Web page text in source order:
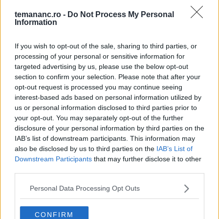
temananc.ro - Do Not Process My Personal
Information
If you wish to opt-out of the sale, sharing to third parties, or
processing of your personal or sensitive information for
targeted advertising by us, please use the below opt-out
section to confirm your selection. Please note that after your
opt-out request is processed you may continue seeing
interest-based ads based on personal information utilized by
us or personal information disclosed to third parties prior to
your opt-out. You may separately opt-out of the further
disclosure of your personal information by third parties on the
IAB’s list of downstream participants. This information may
also be disclosed by us to third parties on the IAB’s List of
Downstream Participants that may further disclose it to other
Personal Data Processing Opt Outs
CONFIRM
românesc care este foarte gustoasă și hrănitoare.
Ingrediente